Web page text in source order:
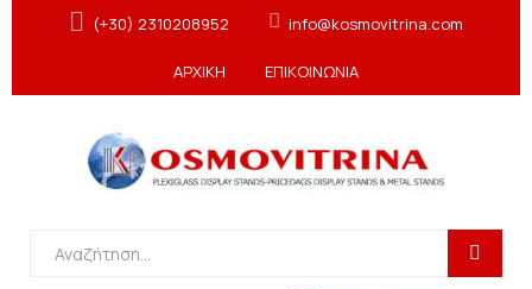
(+30) 2310208952 info@kosmovitrina.com
ΑΡΧΙΚΗ ΕΠΙΚΟΙΝΩΝΙΑ